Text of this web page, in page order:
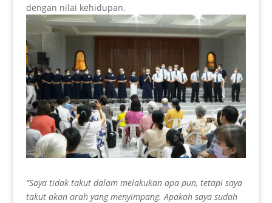
dengan nilai kehidupan.
“Saya tidak takut dalam melakukan apa pun, tetapi saya
takut akan arah yang menyimpang. Apakah saya sudah